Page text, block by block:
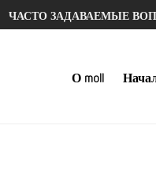
ЧАСТО ЗАДАВАЕМЫЕ
О moll